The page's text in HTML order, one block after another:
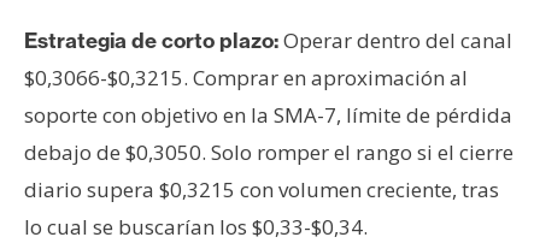
Estrategia de corto plazo:Operar dentro del canal
$0,3066-$0,3215. Comprar en aproximación al
soporte con objetivo en la SMA-7, límite de pérdida
debajo de $0,3050. Solo romper el rango si el cierre
diario supera $0,3215 con volumen creciente, tras
lo cual se buscarían los $0,33-$0,34.